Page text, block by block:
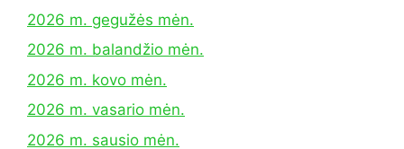
2026 m. gegužės mėn.
2026 m. balandžio mėn.
2026 m. kovo mėn.
2026 m. vasario mėn.
2026 m. sausio mėn.